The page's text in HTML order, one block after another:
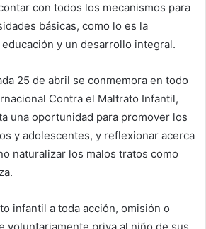
con todos los mecanismos para
básicas, como lo es la
y un desarrollo integral.
25 de abril se conmemora en todo
Contra el Maltrato Infantil,
una oportunidad para promover los
y adolescentes, y reflexionar acerca
naturalizar los malos tratos como
infantil a toda acción, omisión o